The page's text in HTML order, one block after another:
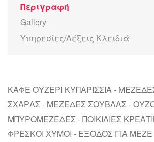
Περιγραφή
Gallery
Υπηρεσίες/Λέξεις Κλειδιά
ΚΑΦΕ ΟΥΖΕΡΙ ΚΥΠΑΡΙΣΣΙΑ -
ΣΧΑΡΑΣ - ΜΕΖΕΔΕΣ ΣΟΥΒΛΑΣ -
ΜΠΥΡΟΜΕΖΕΔΕΣ - ΠΟΙΚΙΛΙΕΣ
ΦΡΕΣΚΟΙ ΧΥΜΟΙ - ΕΞΟΔΟΣ ΓΙΑ